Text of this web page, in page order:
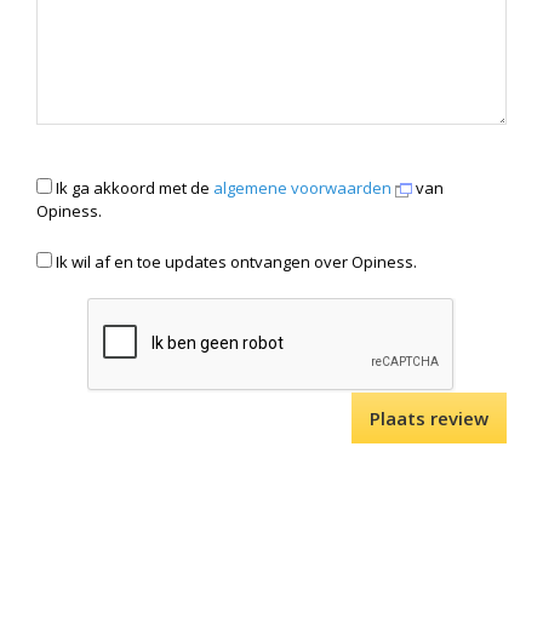
Ik ga akkoord met de algemene voorwaarden
van
Opiness.
Ik wil af en toe updates ontvangen over Opiness.